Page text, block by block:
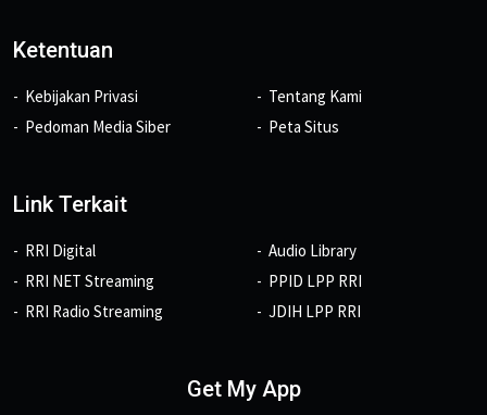
Ketentuan
Kebijakan Privasi
Pedoman Media Siber
Tentang Kami
Peta Situs
Link Terkait
RRI Digital
RRI NET Streaming
RRI Radio Streaming
Audio Library
PPID LPP RRI
JDIH LPP RRI
Get My App